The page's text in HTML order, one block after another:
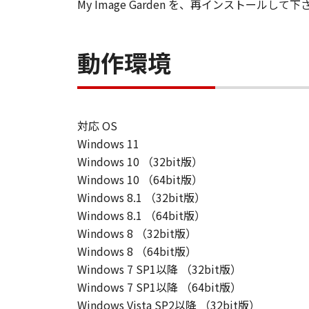
My Image Garden を、再インストールして下
動作環境
対応 OS
Windows 11
Windows 10 （32bit版）
Windows 10 （64bit版）
Windows 8.1 （32bit版）
Windows 8.1 （64bit版）
Windows 8 （32bit版）
Windows 8 （64bit版）
Windows 7 SP1以降 （32bit版）
Windows 7 SP1以降 （64bit版）
Windows Vista SP2以降 （32bit版）